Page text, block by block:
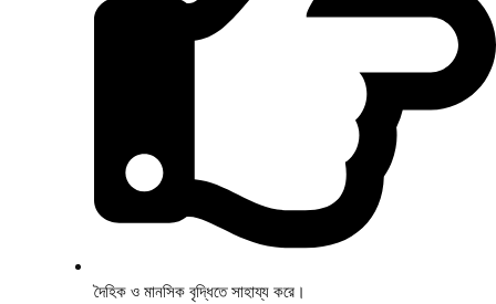
দৈহিক ও মানসিক বৃদ্ধিতে সাহায্য করে।